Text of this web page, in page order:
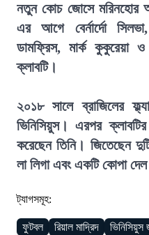
নতুন কোচ জোসে মরিনহোর
এর আগে বের্নার্দো
ডামফ্রিস, মার্ক কুকুরেয়া
ক্লাবটি।
২০১৮ সালে ব্রাজিলের
ভিনিসিয়ুস। এরপর
করেছেন তিনি। জিতেছেন
লা লিগা এবং একটি কোপা
ট্যাগসমূহ:
ফুটবল রিয়াল মাদ্রিদ ভিনিসিয়ুস